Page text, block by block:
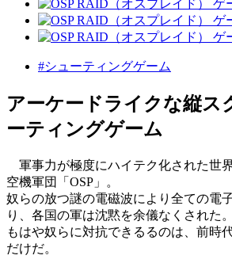
#シューティングゲーム
アーケードライクな縦ス
ーティングゲーム
軍事力が極度にハイテク化された世
空機軍団「OSP」。
奴らの放つ謎の電磁波により全ての電
り、各国の軍は沈黙を余儀なくされた。
もはや奴らに対抗できるるのは、前時
だけだ。